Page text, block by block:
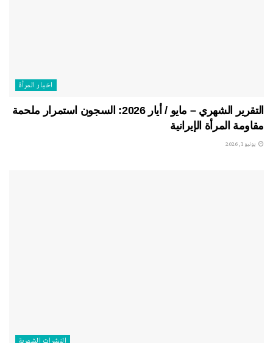
اخبار المرأة
التقرير الشهري – مايو / أيار 2026: السجون استمرار ملحمة
مقاومة المرأة الإيرانية
يونيو 1, 2026
النشرات الشهریة